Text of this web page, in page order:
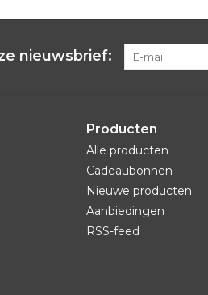
nieuwsbrief:
Producten
Alle producten
Cadeaubonnen
Nieuwe producten
Aanbiedingen
RSS-feed